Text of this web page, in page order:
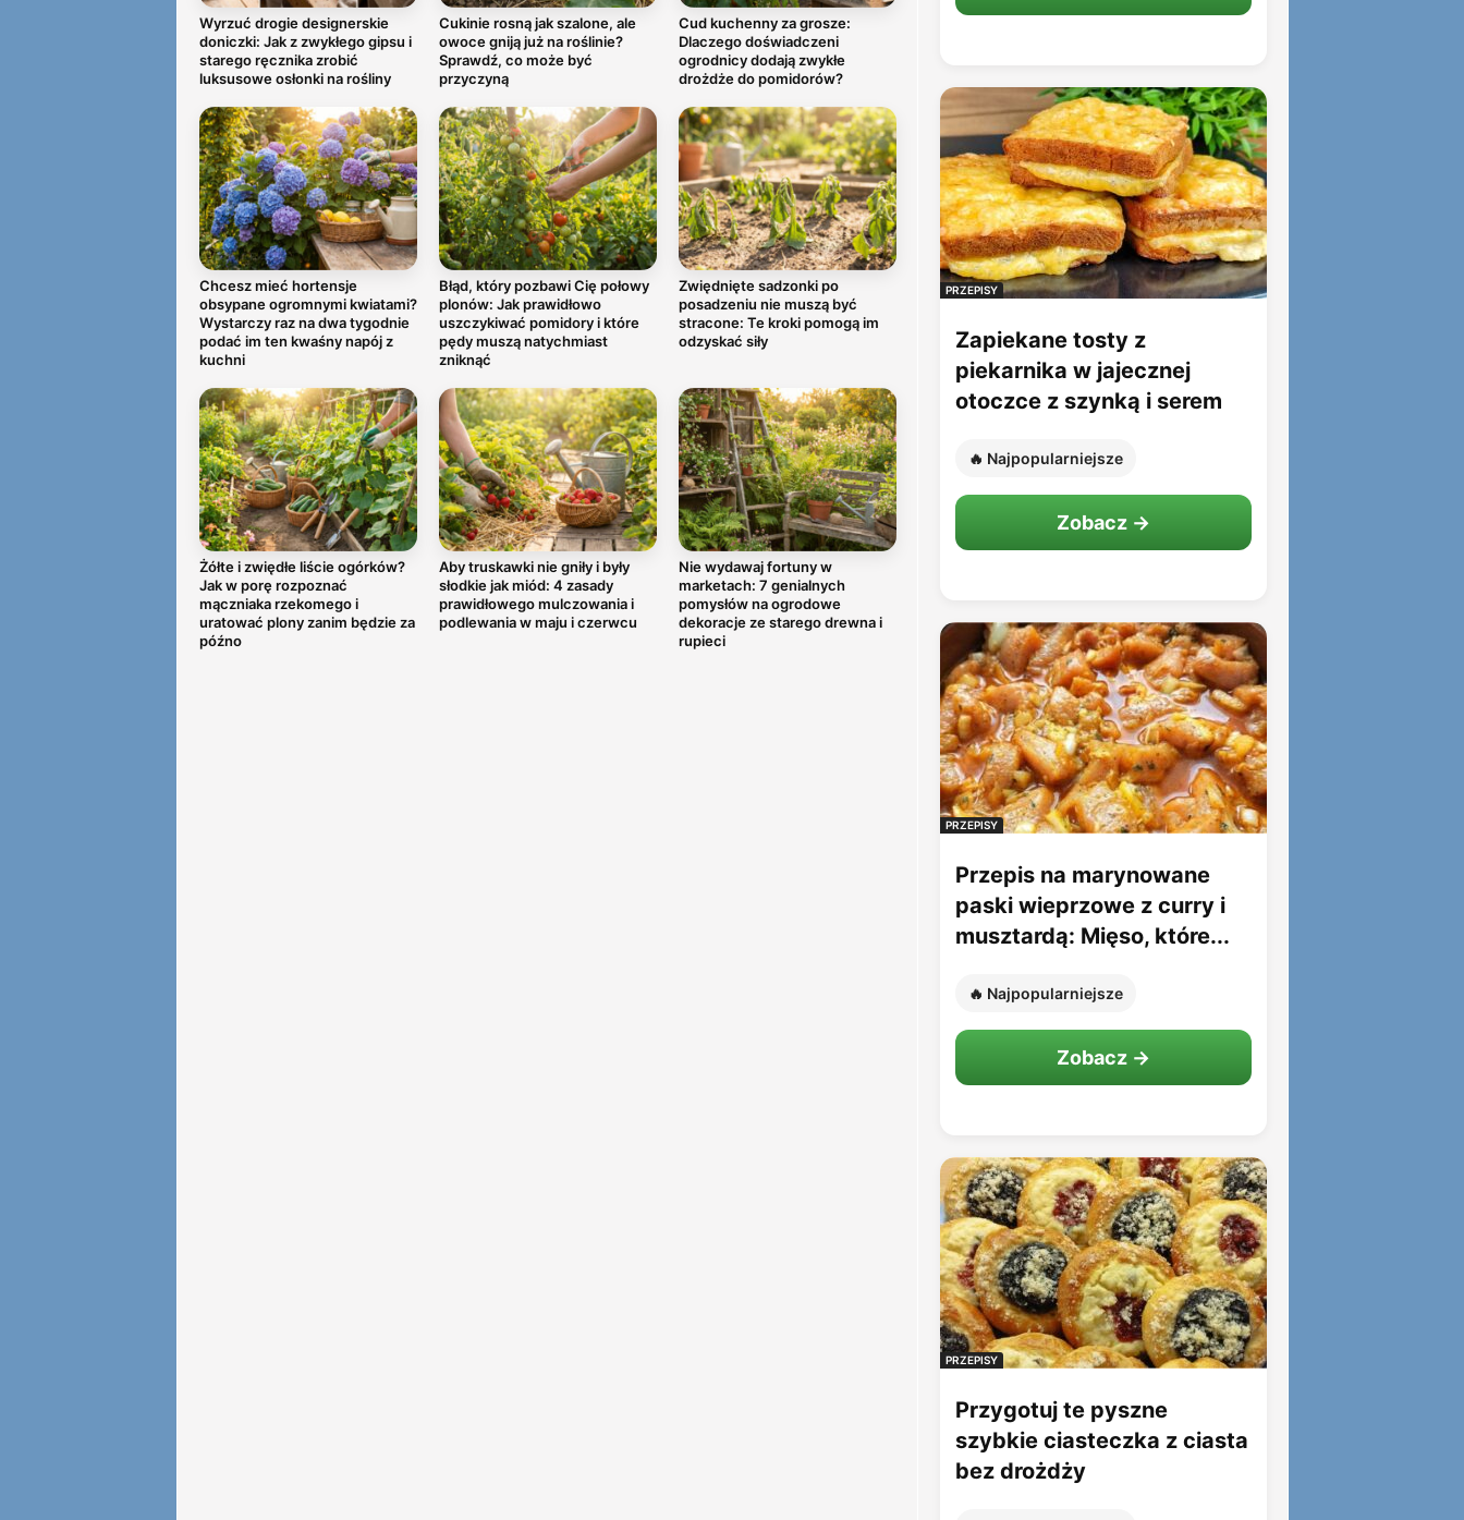
Wyrzuć drogie designerskie
doniczki: Jak z zwykłego gipsu i
starego ręcznika zrobić
luksusowe osłonki na rośliny
Cukinie rosną jak szalone, ale
owoce gniją już na roślinie?
Sprawdź, co może być
przyczyną
Cud kuchenny za grosze:
Dlaczego doświadczeni
ogrodnicy dodają zwykłe
drożdże do pomidorów?
Chcesz mieć hortensje
obsypane ogromnymi kwiatami?
Wystarczy raz na dwa tygodnie
podać im ten kwaśny napój z
kuchni
Błąd, który pozbawi Cię połowy
plonów: Jak prawidłowo
uszczykiwać pomidory i które
pędy muszą natychmiast
zniknąć
Zwiędnięte sadzonki po
posadzeniu nie muszą być
stracone: Te kroki pomogą im
odzyskać siły
Żółte i zwiędłe liście ogórków?
Jak w porę rozpoznać
mączniaka rzekomego i
uratować plony zanim będzie za
późno
Aby truskawki nie gniły i były
słodkie jak miód: 4 zasady
prawidłowego mulczowania i
podlewania w maju i czerwcu
Nie wydawaj fortuny w
marketach: 7 genialnych
pomysłów na ogrodowe
dekoracje ze starego drewna i
rupieci
PRZEPISY
Zapiekane tosty z
piekarnika w jajecznej
otoczce z szynką i serem
🔥 Najpopularniejsze
Zobacz →
PRZEPISY
Przepis na marynowane
paski wieprzowe z curry i
musztardą: Mięso, które...
🔥 Najpopularniejsze
Zobacz →
PRZEPISY
Przygotuj te pyszne
szybkie ciasteczka z ciasta
bez drożdży